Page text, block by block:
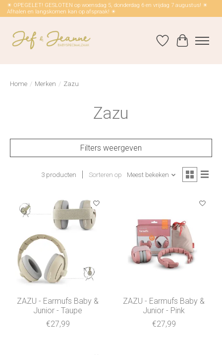
☀ OPEGELET! GESLOTEN op woensdag 5, donderdag 6 en vrijdag 7 augustus! ☀
Afhalen en langskomen kan op afspraak! ☀
Verlanglijst
Home / Merken / Zazu
Zazu
Filters weergeven
3 producten Sorteren op Meest bekeken
ZAZU - Earmufs Baby &
Junior - Taupe
€27,99
ZAZU - Earmufs Baby &
Junior - Pink
€27,99